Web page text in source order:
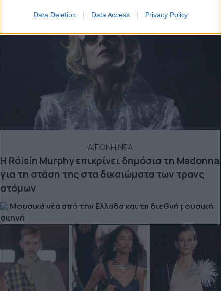
Data Deletion Data Access Privacy Policy
ΔΙΕΘΝΗ ΝΕΑ
Η Róisín Murphy επικρίνει δημόσια τη Madonna
για τη στάση της στα δικαιώματα των τρανς
ατόμων
Μουσικά νέα από την Ελλάδα και τη διεθνή μουσική
σκηνή